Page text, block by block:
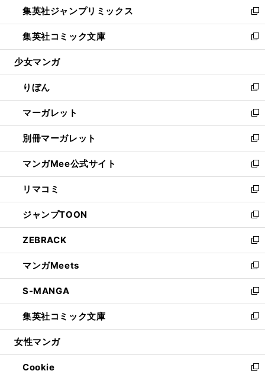
く
で
開
く
ド
ウ
で
開
ィ
ン
ド
ウ
開
く
い
ウ
ィ
ン
ウ
で
開
く
集英社ジャンプリミックス
新
し
い
ウ
ン
ド
ウ
で
開
く
集英社コミック文庫
新
し
ウ
ィ
ン
ド
ウ
で
開
く
少女マンガ
りぼん
新
し
い
ウ
ィ
ン
ド
ウ
で
開
く
マーガレット
新
し
い
ウ
ィ
ン
ド
ウ
で
開
く
別冊マーガレット
新
し
い
ウ
ィ
ン
ド
ウ
で
開
く
マンガMee公式サイト
新
し
い
ウ
ィ
ン
ド
ウ
で
開
く
リマコミ
新
し
い
ウ
ィ
ン
ド
ウ
で
開
く
ジャンプTOON
新
し
い
ウ
ィ
ン
ド
ウ
で
開
ZEBRACK
新
し
い
ウ
ィ
ン
ド
ウ
開
く
マンガMeets
新
し
い
ウ
ィ
ン
ウ
で
S-MANGA
新
し
い
ウ
ン
ド
集英社コミック文庫
新
し
ウ
ィ
女性マンガ
Cookie